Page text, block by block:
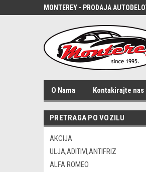
MONTEREY - PRODAJA
O Nama Kontakirajte nas
PRETRAGA PO VOZILU
AKCIJA
ULJA,ADITIVI,ANTIFRIZ
ALFA ROMEO